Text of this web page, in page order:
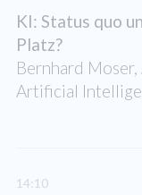
KI: Status quo
Platz?
Bernhard
Artificial
14:10